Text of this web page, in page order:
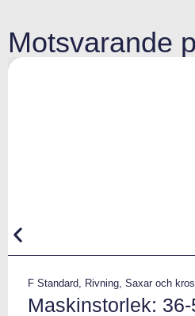
Motsvarande
F Standard Rivning Saxar och
Maskinstorlek: